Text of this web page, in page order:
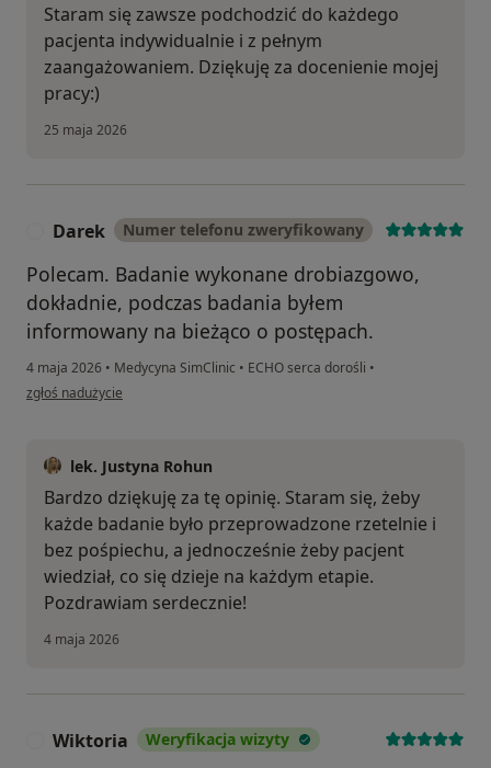
Staram się zawsze podchodzić do każdego
pacjenta indywidualnie i z pełnym
zaangażowaniem. Dziękuję za docenienie mojej
pracy:)
25 maja 2026
Darek Numer telefonu zweryfikowany
Polecam. Badanie wykonane drobiazgowo,
dokładnie, podczas badania byłem
informowany na bieżąco o postępach.
4 maja 2026 • Medycyna SimClinic • ECHO serca dorośli •
w opinii użytkownika Darek
zgłoś nadużycie
lek. Justyna Rohun
Bardzo dziękuję za tę opinię. Staram się, żeby
każde badanie było przeprowadzone rzetelnie i
bez pośpiechu, a jednocześnie żeby pacjent
wiedział, co się dzieje na każdym etapie.
Pozdrawiam serdecznie!
4 maja 2026
Wiktoria Weryfikacja wizyty